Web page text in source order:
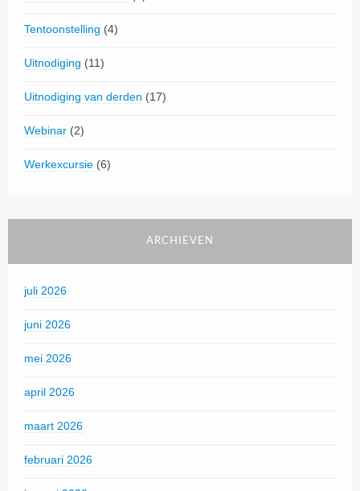
Tentoonstelling (4)
Uitnodiging (11)
Uitnodiging van derden (17)
Webinar (2)
Werkexcursie (6)
ARCHIEVEN
juli 2026
juni 2026
mei 2026
april 2026
maart 2026
februari 2026